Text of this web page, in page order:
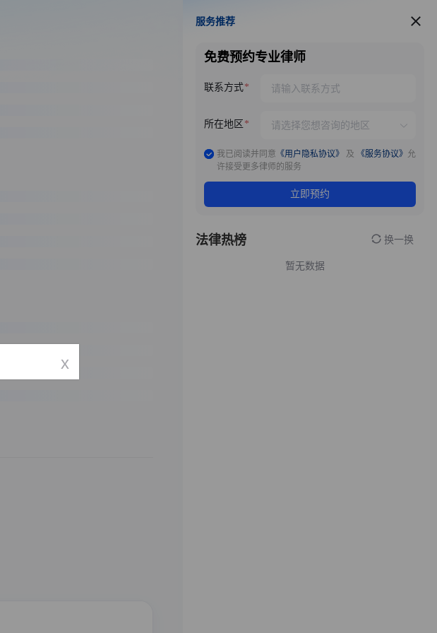
服务推荐
服务推荐
免费预约专业律师
联系方式
所在地区
我已阅读并同意 《用户隐私协议》 及 《服务协议》 允
许接受更多律师的服务
立即预约
法律热榜 换一换
暂无数据
x